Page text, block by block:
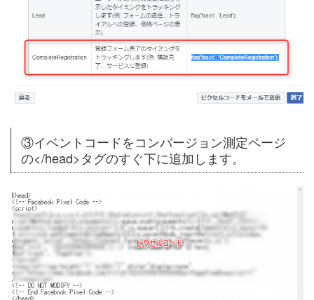
③イベントコードをコンバージョン測定ページ
の</head>タグのすぐ下に追加します。